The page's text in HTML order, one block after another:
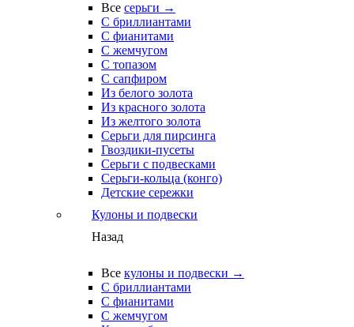
Все серьги →
С бриллиантами
С фианитами
С жемчугом
С топазом
С сапфиром
Из белого золота
Из красного золота
Из желтого золота
Серьги для пирсинга
Гвоздики-пусеты
Серьги с подвесками
Серьги-кольца (конго)
Детские сережки
Кулоны и подвески
Назад
Все кулоны и подвески →
С бриллиантами
С фианитами
С жемчугом